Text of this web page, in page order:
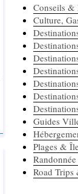
Conseils &
Culture,
Guides
Plages &
Road Trips